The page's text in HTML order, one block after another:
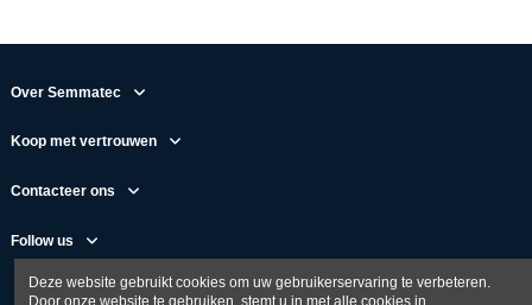
Over Semmatec
Koop met vertrouwen
Contacteer ons
Follow us
Deze website gebruikt cookies om uw gebruikerservaring te verbeteren.
Door onze website te gebruiken, stemt u in met alle cookies in